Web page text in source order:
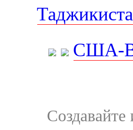
США-